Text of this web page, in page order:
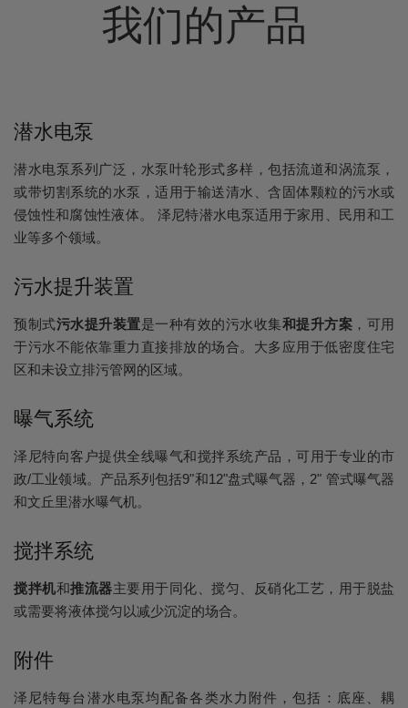
我们的产品
潜水电泵
潜水电泵系列广泛，水泵叶轮形式多样，包括流道和涡流泵，
或带切割系统的水泵，适用于输送清水、含固体颗粒的污水或
侵蚀性和腐蚀性液体。 泽尼特潜水电泵适用于家用、民用和工
业等多个领域。
污水提升装置
预制式污水提升装置是一种有效的污水收集和提升方案 ，可用
于污水不能依靠重力直接排放的场合。大多应用于低密度住宅
区和未设立排污管网的区域。
曝气系统
泽尼特向客户提供全线曝气和搅拌系统产品，可用于专业的市
政/工业领域。产品系列包括9"和12"盘式曝气器，2" 管式曝气器
和文丘里潜水曝气机。
搅拌系统
搅拌机和推流器主要用于同化、搅匀、反硝化工艺，用于脱盐
或需要将液体搅匀以减少沉淀的场合。
附件
泽尼特每台潜水电泵均配备各类水力附件，包括：底座、耦